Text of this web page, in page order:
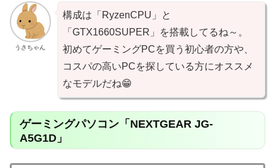
うさちゃん
構成は「RyzenCPU」と
「GTX1660SUPER」を搭載してるね～。
初めてゲーミングPCを買う初心者の方や、
コスパの高いPCを探している方にオススメ
なモデルだね😁
ゲーミングパソコン「NEXTGEAR JG-
A5G1D」